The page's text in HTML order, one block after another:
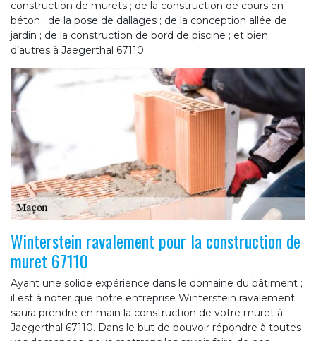
construction de murets ; de la construction de cours en
béton ; de la pose de dallages ; de la conception allée de
jardin ; de la construction de bord de piscine ; et bien
d’autres à Jaegerthal 67110.
Winterstein ravalement pour la construction de
muret 67110
Ayant une solide expérience dans le domaine du bâtiment ;
il est à noter que notre entreprise Winterstein ravalement
saura prendre en main la construction de votre muret à
Jaegerthal 67110. Dans le but de pouvoir répondre à toutes